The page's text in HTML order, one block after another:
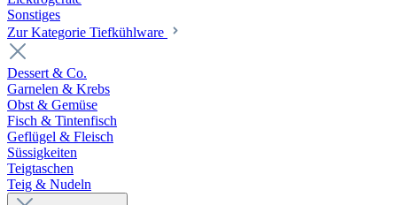
Sonstiges
Zur Kategorie Tiefkühlware
Dessert & Co.
Garnelen & Krebs
Obst & Gemüse
Fisch & Tintenfisch
Geflügel & Fleisch
Süssigkeiten
Teigtaschen
Teig & Nudeln